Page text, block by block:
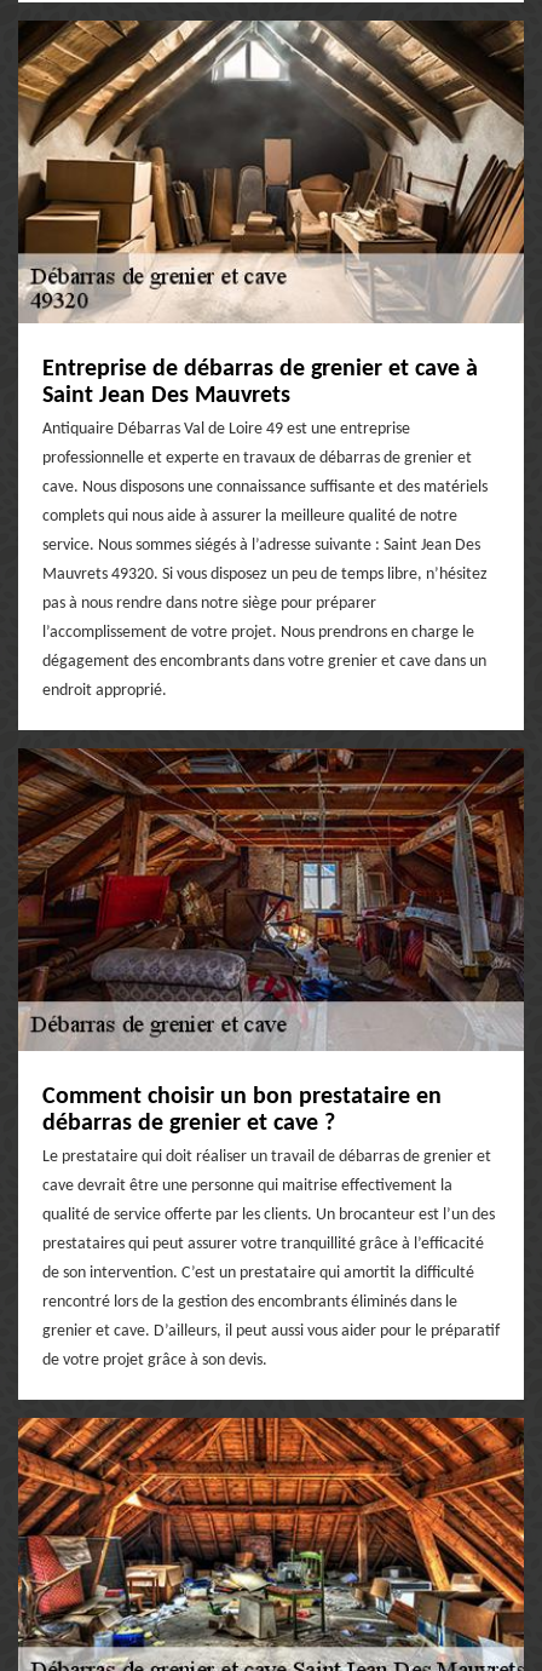
Entreprise de débarras de grenier et cave à
Saint Jean Des Mauvrets
Antiquaire Débarras Val de Loire 49 est une entreprise
professionnelle et experte en travaux de débarras de grenier et
cave. Nous disposons une connaissance suffisante et des matériels
complets qui nous aide à assurer la meilleure qualité de notre
service. Nous sommes siégés à l’adresse suivante : Saint Jean Des
Mauvrets 49320. Si vous disposez un peu de temps libre, n’hésitez
pas à nous rendre dans notre siège pour préparer
l’accomplissement de votre projet. Nous prendrons en charge le
dégagement des encombrants dans votre grenier et cave dans un
endroit approprié.
Comment choisir un bon prestataire en
débarras de grenier et cave ?
Le prestataire qui doit réaliser un travail de débarras de grenier et
cave devrait être une personne qui maitrise effectivement la
qualité de service offerte par les clients. Un brocanteur est l’un des
prestataires qui peut assurer votre tranquillité grâce à l’efficacité
de son intervention. C’est un prestataire qui amortit la difficulté
rencontré lors de la gestion des encombrants éliminés dans le
grenier et cave. D’ailleurs, il peut aussi vous aider pour le préparatif
de votre projet grâce à son devis.